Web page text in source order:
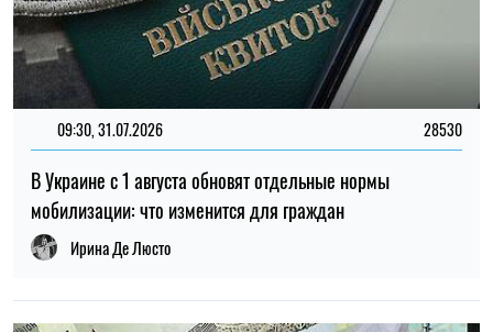
09:30, 31.07.2026 28530
В Украине с 1 августа обновят отдельные нормы
мобилизации: что изменится для граждан
Ирина Де Люсто